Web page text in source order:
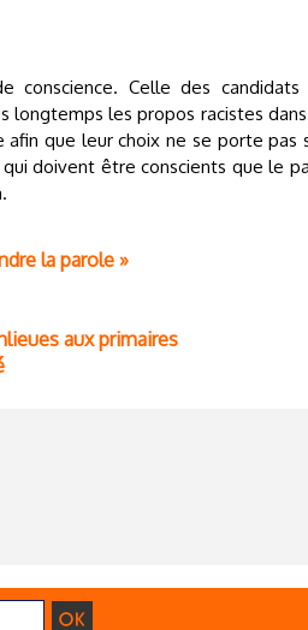
conscience. Celle des
longtemps les propos racistes
que leur choix ne se porte pas
doivent être conscients que le
la parole »
aux primaires